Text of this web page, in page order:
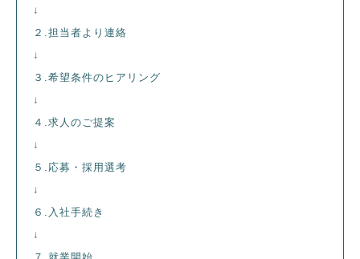
↓
２.担当者より連絡
↓
３.希望条件のヒアリング
↓
４.求人のご提案
↓
５.応募・採用選考
↓
６.入社手続き
↓